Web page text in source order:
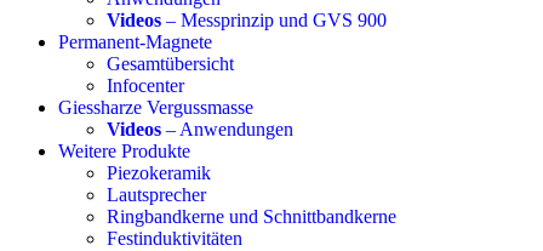
Videos – Messprinzip und GVS 900
Permanent-Magnete
Gesamtübersicht
Infocenter
Giessharze Vergussmasse
Videos – Anwendungen
Weitere Produkte
Piezokeramik
Lautsprecher
Ringbandkerne und Schnittbandkerne
Festinduktivitäten